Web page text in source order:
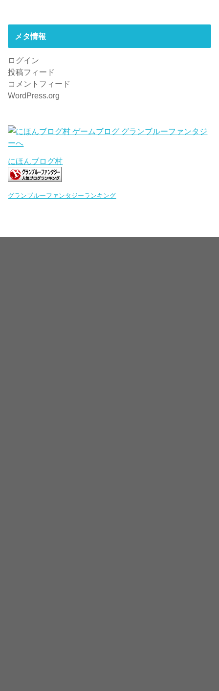
メタ情報
ログイン
投稿フィード
コメントフィード
WordPress.org
にほんブログ村
グランブルーファンタジーランキング